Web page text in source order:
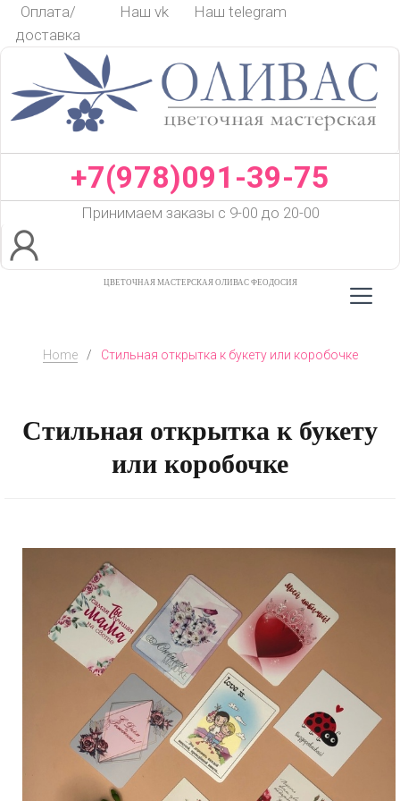
Skip
content
Оплата/
доставка
Наш vk Наш telegram
+7(978)091-39-75
Принимаем заказы с 9-00 до 20-00
ЦВЕТОЧНАЯ МАСТЕРСКАЯ ОЛИВАС ФЕОДОСИЯ
Home / Стильная открытка к букету или коробочке
Стильная открытка к букету
или коробочке